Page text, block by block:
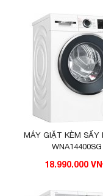
MÁY GIẶT KÈM SẤY
WNA14400SG
18.990.000